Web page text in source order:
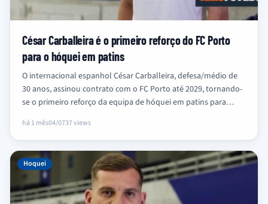
César Carballeira é o primeiro reforço do FC Porto
para o hóquei em patins
O internacional espanhol César Carballeira, defesa/médio de
30 anos, assinou contrato com o FC Porto até 2029, tornando-
se o primeiro reforço da equipa de hóquei em patins para…
há 1 mês04/0737 views
Hoquei